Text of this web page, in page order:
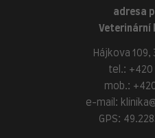
adresa
Veterinární
Hájkova 109,
tel.: +420
mob.:
e-mail:
GPS: